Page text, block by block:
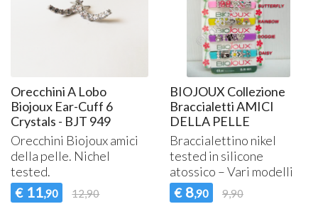
Orecchini A Lobo
Biojoux Ear-Cuff 6
Crystals - BJT 949
Orecchini Biojoux amici
della pelle. Nichel
tested.
€ 11,90 12,90
BIOJOUX Collezione
Braccialetti AMICI
DELLA PELLE
Braccialettino nikel
tested in silicone
atossico – Vari modelli
€ 8,90 9,90